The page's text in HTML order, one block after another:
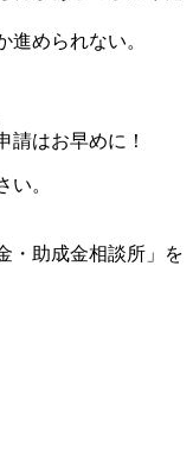
められない。
請はお早めに！
い。
・助成金相談所」を